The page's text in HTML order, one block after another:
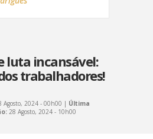
luta incansável:
trabalhadores!
Agosto, 2024 - 00h00 | Última
28 Agosto, 2024 - 10h00